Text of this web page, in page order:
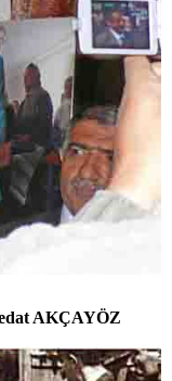
AKÇAYÖZ